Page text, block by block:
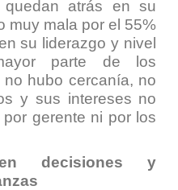
quedan atrás en su
muy mala por el 55%
su liderazgo y nivel
parte de los
hubo cercanía, no
y sus intereses no
gerente ni por los
decisiones y